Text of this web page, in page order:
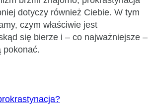
dotyczy również Ciebie. W tym
czym właściwie jest
się bierze i – co najważniejsze –
pokonać.